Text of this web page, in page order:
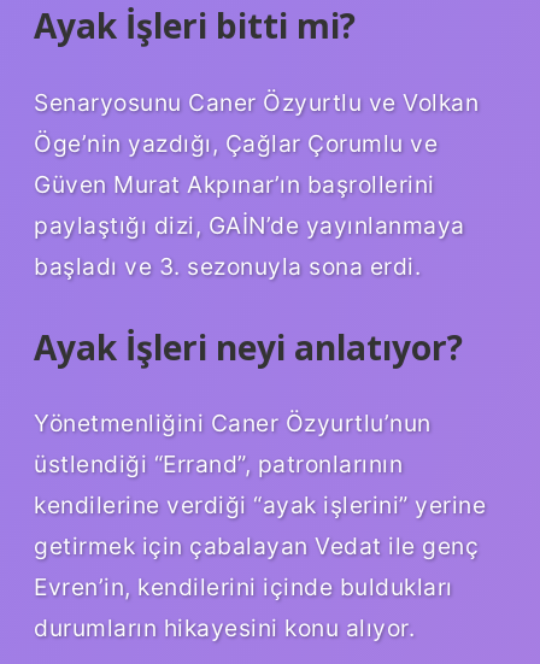
Ayak İşleri bitti mi?
Senaryosunu Caner Özyurtlu ve Volkan
Öge’nin yazdığı, Çağlar Çorumlu ve
Güven Murat Akpınar’ın başrollerini
paylaştığı dizi, GAİN’de yayınlanmaya
başladı ve 3. sezonuyla sona erdi.
Ayak İşleri neyi anlatıyor?
Yönetmenliğini Caner Özyurtlu’nun
üstlendiği “Errand”, patronlarının
kendilerine verdiği “ayak işlerini” yerine
getirmek için çabalayan Vedat ile genç
Evren’in, kendilerini içinde buldukları
durumların hikayesini konu alıyor.